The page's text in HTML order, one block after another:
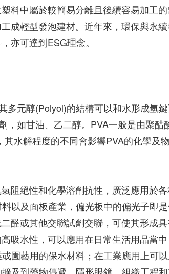
料中屬於較簡易分離且後續容易加工
成輕型發泡建材。近年來，環保與永
亦可達到ESG理念。
多元醇(Polyol)的結構可以和水形成氫
，如甘油、乙二醇。PVA一般是由聚醋
水解程度的不同會影響PVA的化學及
阻絕性和化學溶劑抗性，廣泛應用於
以及面板產業，偏光板中的偏光子即
醛或其他交聯試劑交聯，可使其形成
吸水性，可以應用在日常生活用品當中
園藝用的保水材料；在工業應用上可